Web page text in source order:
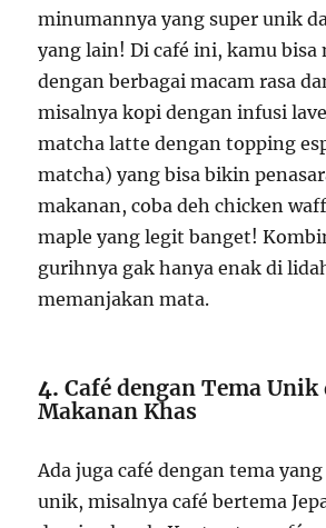
minumannya yang super unik
yang lain! Di café ini, kamu bisa
dengan berbagai macam rasa
misalnya kopi dengan infusi
matcha latte dengan topping
matcha) yang bisa bikin
makanan, coba deh chicken
maple yang legit banget!
gurihnya gak hanya enak di
memanjakan mata.
4.Café dengan Tema Unik
Makanan Khas
Ada juga café dengan tema
unik, misalnya café bertema